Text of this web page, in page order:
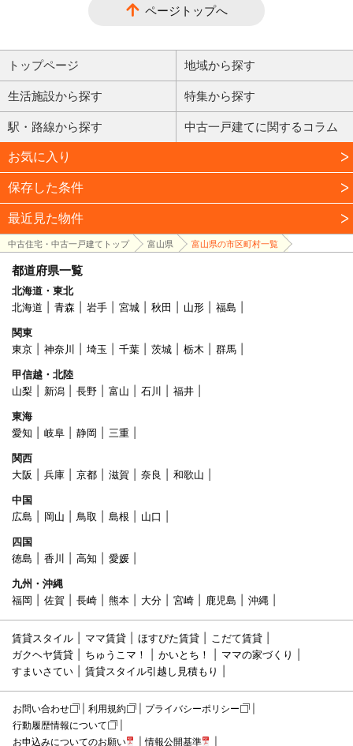
ページトップへ
トップページ 地域から探す
生活施設から探す 特集から探す
駅・路線から探す 中古一戸建てに関するコラム
お気に入り
保存した条件
最近見た物件
中古住宅・中古一戸建てトップ 富山県 富山県の市区町村一覧
都道府県一覧
北海道・東北
北海道
青森 岩手 宮城 秋田 山形
福島
関東
東京
神奈川 埼玉 千葉 茨城 栃木
群馬
甲信越・北陸
山梨
新潟 長野 富山 石川
福井
東海
愛知
岐阜 静岡
三重
関西
大阪
兵庫 京都 滋賀 奈良
和歌山
中国
広島
岡山 鳥取 島根
山口
四国
徳島
香川 高知
愛媛
九州・沖縄
福岡
佐賀 長崎 熊本 大分 宮崎 鹿児島 沖縄
賃貸スタイル ママ賃貸 ほすぴた賃貸
こだて賃貸
ガクヘヤ賃貸
ちゅうこマ！ かいとち！
ママの家づくり
すまいさてい
賃貸スタイル引越し見積もり
お問い合わせ 利用規約
プライバシーポリシー
行動履歴情報について
お申込みについてのお願い
情報公開基準